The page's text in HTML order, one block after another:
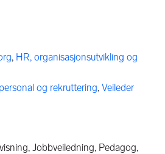
, HR, organisasjonsutvikling og
og rekruttering, Veileder